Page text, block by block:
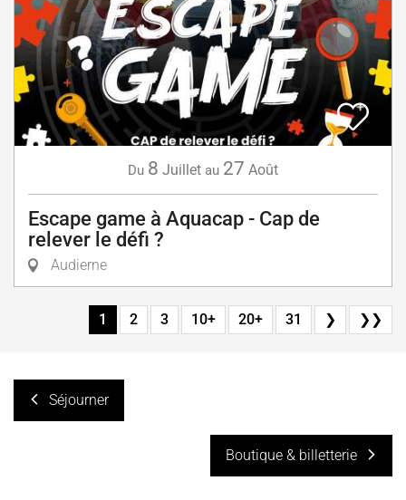
Du 8 Juillet au 27 Août
Escape game à Aquacap - Cap de
relever le défi ?
Audierne
1 2 3 10+ 20+ 31 ❯ ❯❯
Séjourner
Boutique & billetterie